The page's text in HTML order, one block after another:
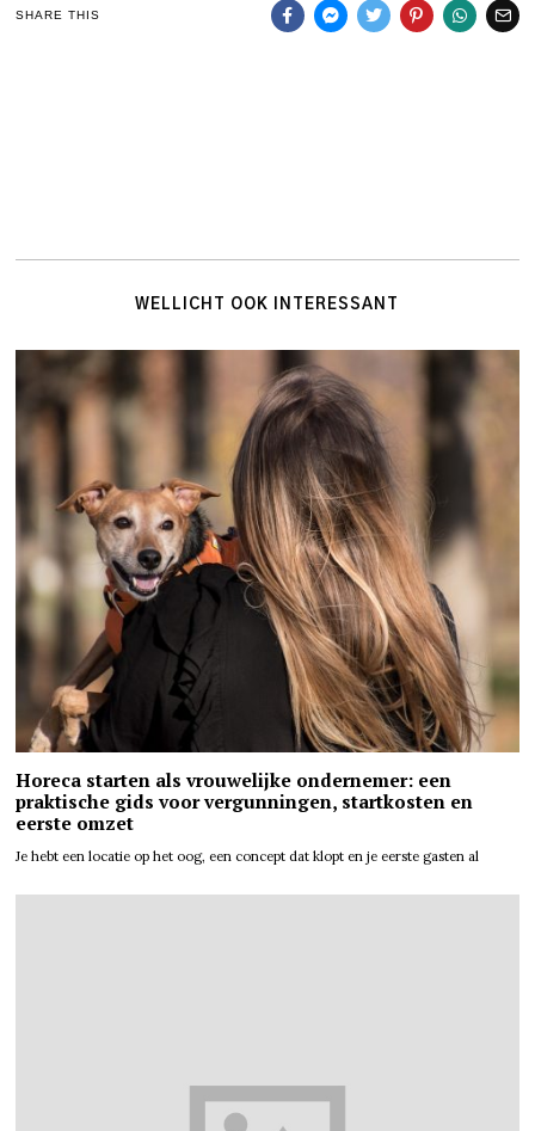
SHARE THIS
WELLICHT OOK INTERESSANT
Horeca starten als vrouwelijke ondernemer: een
praktische gids voor vergunningen, startkosten en
eerste omzet
Je hebt een locatie op het oog, een concept dat klopt en je eerste gasten al